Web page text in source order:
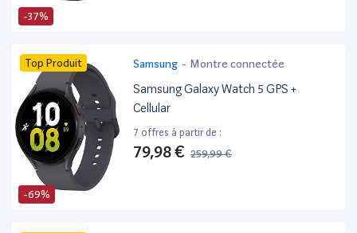
-37%
-69%
Top Produit Samsung - Montre connectée
Samsung Galaxy Watch 5 GPS +
Cellular
7 offres à partir de :
79,98 € 259,99 €